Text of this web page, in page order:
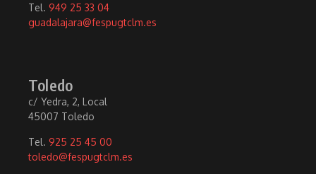
Tel. 949 25 33 04
guadalajara@fespugtclm.es
Toledo
c/ Yedra, 2, Local
45007 Toledo
Tel. 925 25 45 00
toledo@fespugtclm.es